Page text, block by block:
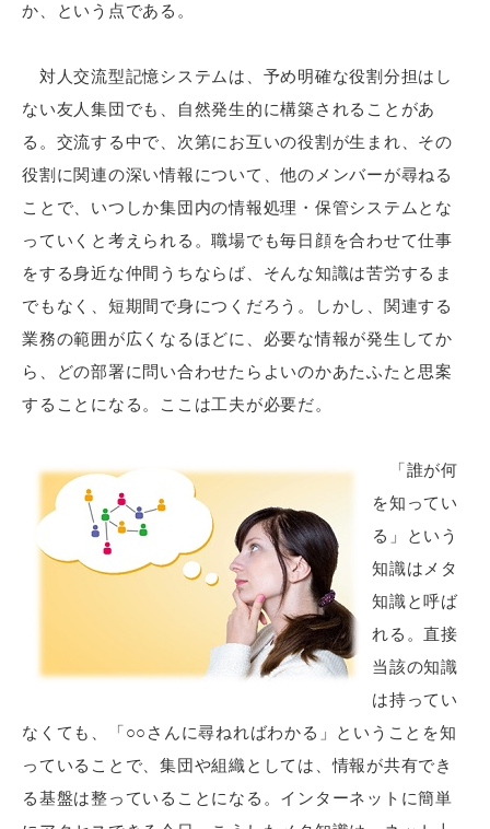
か、という点である。
対人交流型記憶システムは、予め明確な役割分担はし
ない友人集団でも、自然発生的に構築されることがあ
る。交流する中で、次第にお互いの役割が生まれ、その
役割に関連の深い情報について、他のメンバーが尋ねる
ことで、いつしか集団内の情報処理・保管システムとな
っていくと考えられる。職場でも毎日顔を合わせて仕事
をする身近な仲間うちならば、そんな知識は苦労するま
でもなく、短期間で身につくだろう。しかし、関連する
業務の範囲が広くなるほどに、必要な情報が発生してか
ら、どの部署に問い合わせたらよいのかあたふたと思案
することになる。ここは工夫が必要だ。
「誰が何
を知ってい
る」という
知識はメタ
知識と呼ば
れる。直接
当該の知識
は持ってい
なくても、「○○さんに尋ねればわかる」ということを知
っていることで、集団や組織としては、情報が共有でき
る基盤は整っていることになる。インターネットに簡単